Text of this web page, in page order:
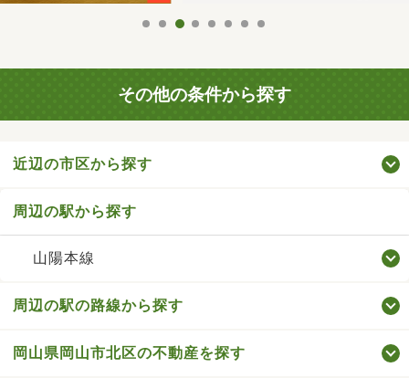
その他の条件から探す
近辺の市区から探す
周辺の駅から探す
山陽本線
周辺の駅の路線から探す
岡山県岡山市北区の不動産を探す